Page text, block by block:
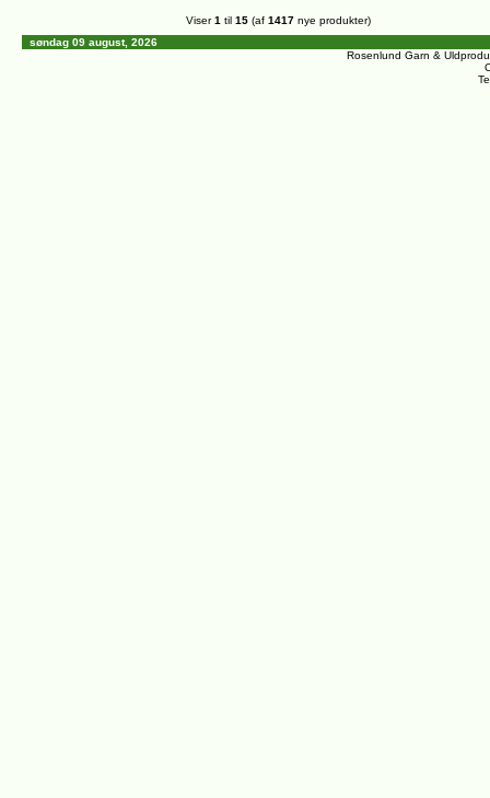
Viser1 til 15 (af 1417 nye produkter)
søndag 09 august, 2026
Rosenlund Garn &